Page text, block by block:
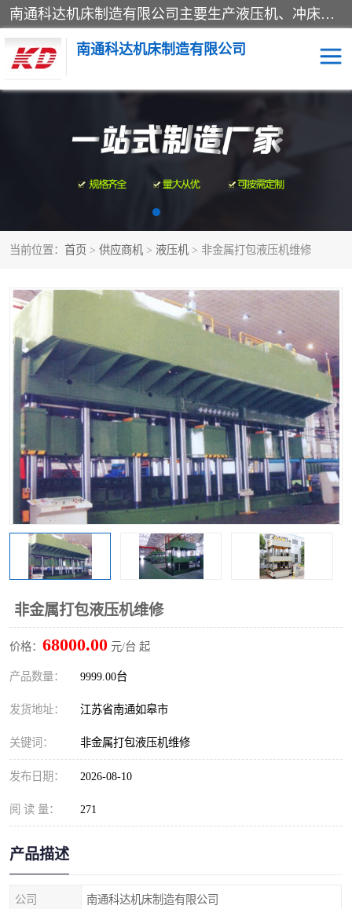
南通科达机床制造有限公司主要生产液压机、冲床、压力机等产品；本公司采用现代化企业的管理方法进行管理，立足于产品的质量管理，以优秀的品质、新颖的设计、合理的价格、完善的服务赢得广大客户的充分信赖和良好的口碑。领导层将运用科学管理方法及长期积累下来的经验和广泛领域吸取来新的技术不断调整产品结构，为市场提供精良的各类机械设备。企业将坚持与国内外各界朋友，真诚合作，共创辉煌。
南通科达机床制造有限公司
当前位置： 首页 > 供应商机 > 液压机 > 非金属打包液压机维修
非金属打包液压机维修
价格： 68000.00 元/台 起
产品数量： 9999.00台
发货地址： 江苏省南通如皋市
关键词： 非金属打包液压机维修
发布日期： 2026-08-10
阅 读 量： 271
产品描述
公司 南通科达机床制造有限公司
四柱液压机 液压机
卷板机